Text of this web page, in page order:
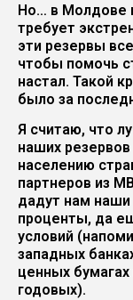
Но… в Молдове
требует
эти резервы
чтобы помочь
настал. Такой
было за
Я считаю, что
наших
населению
партнеров из
дадут нам
проценты, да
условий
западных
ценных
годовых).